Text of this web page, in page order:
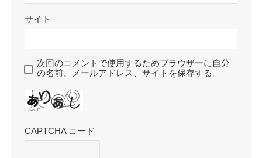
サイト
次回のコメントで使用するためブラウザーに自分
の名前、メールアドレス、サイトを保存する。
CAPTCHA コード